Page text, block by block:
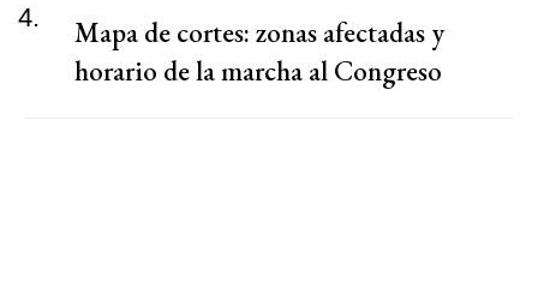
4.
Mapa de cortes: zonas afectadas y
horario de la marcha al Congreso